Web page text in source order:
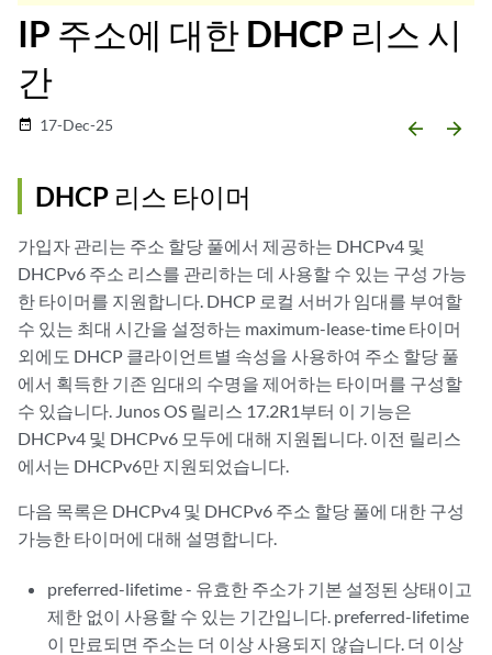
IP 주소에 대한 DHCP 리스 시
간
date_range 17-Dec-25 arrow_backward arrow_forward
DHCP 리스 타이머
가입자 관리는 주소 할당 풀에서 제공하는 DHCPv4 및
DHCPv6 주소 리스를 관리하는 데 사용할 수 있는 구성 가능
한 타이머를 지원합니다. DHCP 로컬 서버가 임대를 부여할
수 있는 최대 시간을 설정하는 maximum-lease-time 타이머
외에도 DHCP 클라이언트별 속성을 사용하여 주소 할당 풀
에서 획득한 기존 임대의 수명을 제어하는 타이머를 구성할
수 있습니다. Junos OS 릴리스 17.2R1부터 이 기능은
DHCPv4 및 DHCPv6 모두에 대해 지원됩니다. 이전 릴리스
에서는 DHCPv6만 지원되었습니다.
다음 목록은 DHCPv4 및 DHCPv6 주소 할당 풀에 대한 구성
가능한 타이머에 대해 설명합니다.
preferred-lifetime - 유효한 주소가 기본 설정된 상태이고
제한 없이 사용할 수 있는 기간입니다. preferred-lifetime
이 만료되면 주소는 더 이상 사용되지 않습니다. 더 이상